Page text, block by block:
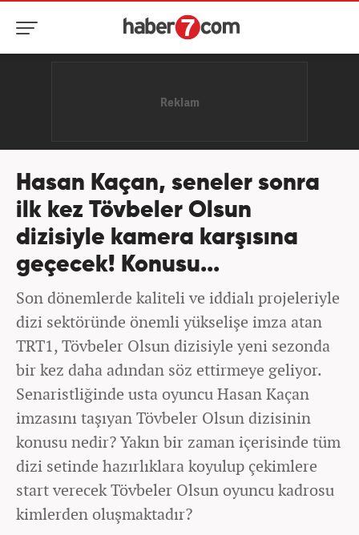
Hasan Kaçan, seneler sonra
ilk kez Tövbeler Olsun
dizisiyle kamera karşısına
geçecek! Konusu...
Son dönemlerde kaliteli ve iddialı projeleriyle
dizi sektöründe önemli yükselişe imza atan
TRT1, Tövbeler Olsun dizisiyle yeni sezonda
bir kez daha adından söz ettirmeye geliyor.
Senaristliğinde usta oyuncu Hasan Kaçan
imzasını taşıyan Tövbeler Olsun dizisinin
konusu nedir? Yakın bir zaman içerisinde tüm
dizi setinde hazırlıklara koyulup çekimlere
start verecek Tövbeler Olsun oyuncu kadrosu
kimlerden oluşmaktadır?